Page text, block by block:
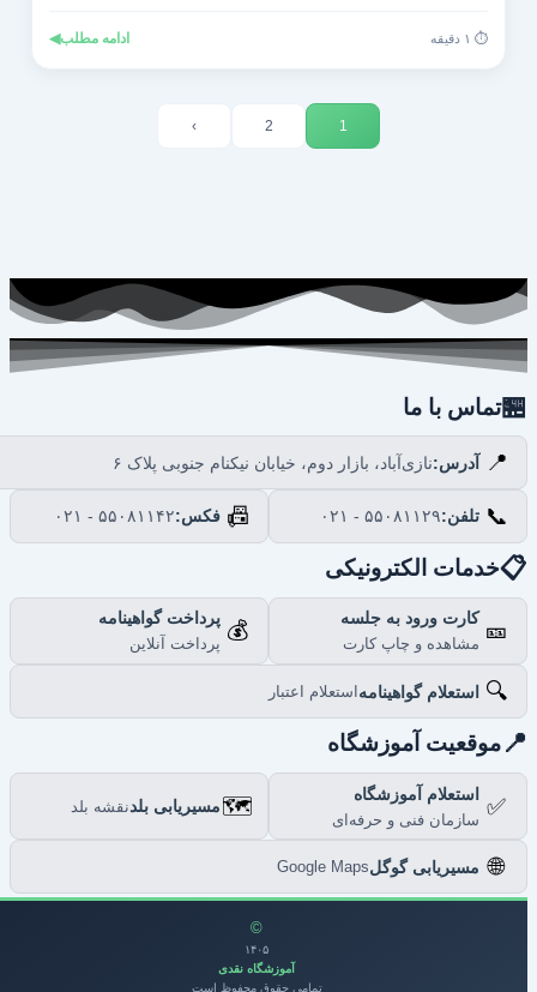
ادامه مطلب◀
تماس با ما
📍 آدرس:نازی‌آباد، بازار دوم، خیابان نیکنام جنوبی پلاک ۶
📞 تلفن:۰۲۱ - ۵۵۰۸۱۱۲۹ 📠 فکس:۰۲۱ - ۵۵۰۸۱۱۴۲
خدمات الکترونیکی
🎫 کارت ورود به جلسه
مشاهده و چاپ کارت
💰 پرداخت گواهینامه
پرداخت آنلاین
🔍 استعلام گواهینامهاستعلام اعتبار
موقعیت آموزشگاه
✅ استعلام آموزشگاه
سازمان فنی و حرفه‌ای
🗺️مسیریابی بلدنقشه بلد
مسیریابی گوگلGoogle Maps
۱۴۰۵
آموزشگاه نقدی
تمامی حقوق محفوظ است